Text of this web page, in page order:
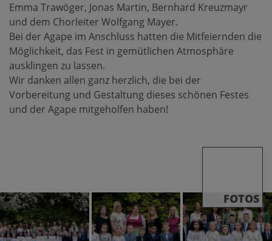
Emma Trawöger, Jonas Martin, Bernhard Kreuzmayr
und dem Chorleiter Wolfgang Mayer.
Bei der Agape im Anschluss hatten die Mitfeiernden die
Möglichkeit, das Fest in gemütlichen Atmosphäre
ausklingen zu lassen.
Wir danken allen ganz herzlich, die bei der
Vorbereitung und Gestaltung dieses schönen Festes
und der Agape mitgeholfen haben!
FOTOS